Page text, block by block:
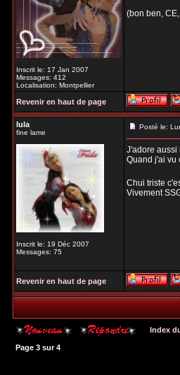
Inscrit le: 17 Jan 2007
Messages: 412
Localisation: Montpellier
(bon ben,
Revenir en haut de page
lula
fine lame
Inscrit le: 19 Déc 2007
Messages: 75
Posté le:
J'adore aussi
Quand j'ai vu
Chui triste
Vivement
Revenir en haut de page
Index
Page 3 sur4